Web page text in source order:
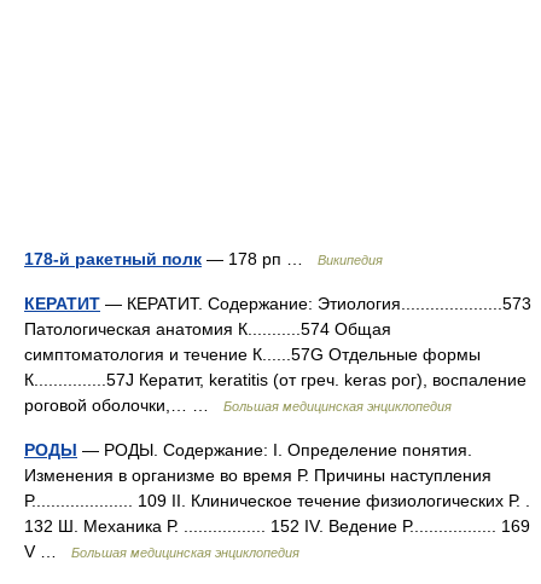
178-й ракетный полк — 178 рп … Википедия
КЕРАТИТ — КЕРАТИТ. Содержание: Этиология.....................573
Патологическая анатомия К...........574 Общая
симптоматология и течение К......57G Отдельные формы
К...............57J Кератит, keratitis (от греч. keras рог), воспаление
роговой оболочки,… …
Большая медицинская энциклопедия
РОДЫ — РОДЫ. Содержание: I. Определение понятия.
Изменения в организме во время Р. Причины наступления
Р..................... 109 II. Клиническое течение физиологических Р. .
132 Ш. Механика Р. ................. 152 IV. Ведение Р.................. 169
V …
Большая медицинская энциклопедия